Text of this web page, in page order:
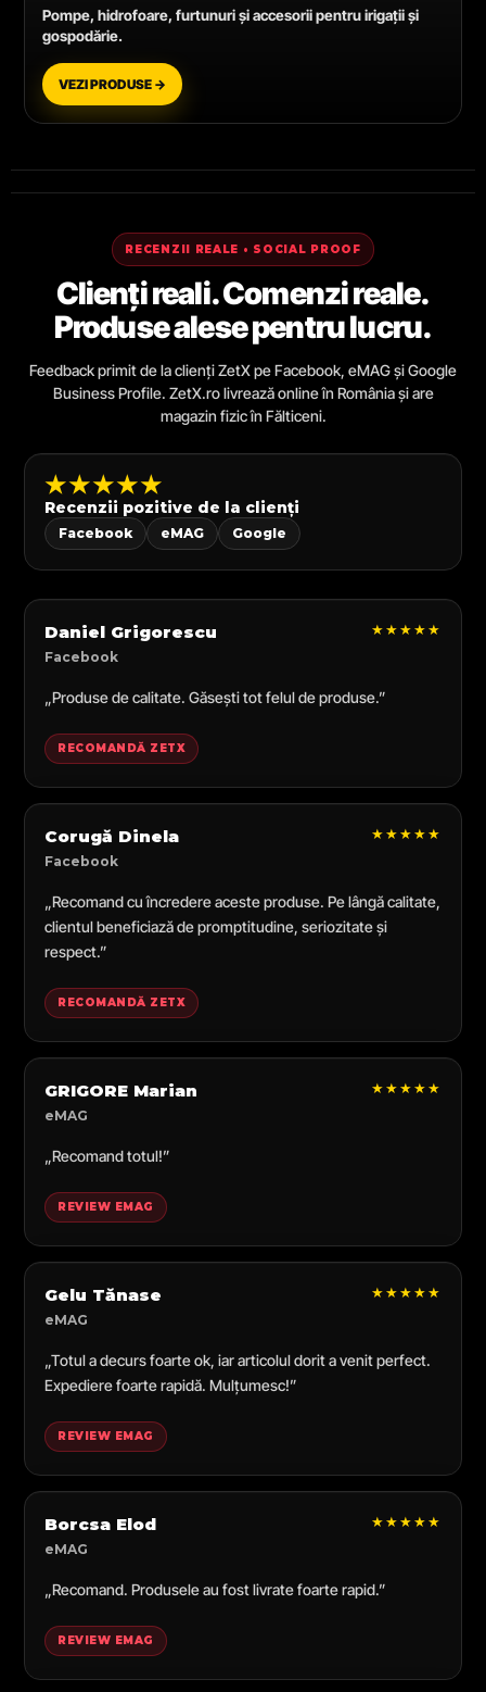
Pompe, hidrofoare, furtunuri și accesorii pentru irigații și
gospodărie.
VEZI PRODUSE →
RECENZII REALE • SOCIAL PROOF
Clienți reali. Comenzi reale.
Produse alese pentru lucru.
Feedback primit de la clienți ZetX pe Facebook, eMAG și Google
Business Profile. ZetX.ro livrează online în România și are
magazin fizic în Fălticeni.
★★★★★
Recenzii pozitive de la clienți
Facebook eMAG Google
Daniel Grigorescu
Facebook
★★★★★
„Produse de calitate. Găsești tot felul de produse.”
RECOMANDĂ ZETX
Corugă Dinela
Facebook
★★★★★
„Recomand cu încredere aceste produse. Pe lângă calitate,
clientul beneficiază de promptitudine, seriozitate și
respect.”
RECOMANDĂ ZETX
GRIGORE Marian
eMAG
★★★★★
„Recomand totul!”
REVIEW EMAG
Gelu Tănase
eMAG
★★★★★
„Totul a decurs foarte ok, iar articolul dorit a venit perfect.
Expediere foarte rapidă. Mulțumesc!”
REVIEW EMAG
Borcsa Elod
eMAG
★★★★★
„Recomand. Produsele au fost livrate foarte rapid.”
REVIEW EMAG